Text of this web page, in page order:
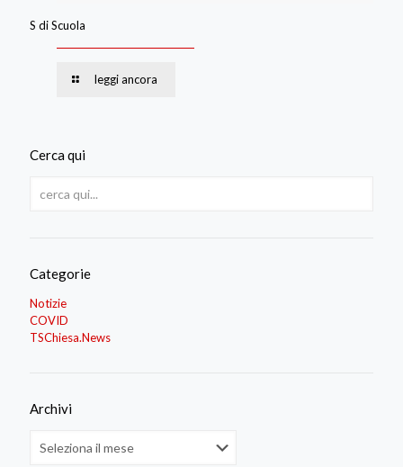
S di Scuola
leggi ancora
Cerca qui
Categorie
Notizie
COVID
TSChiesa.News
Archivi